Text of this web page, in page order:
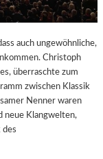
auch ungewöhnliche,
Christoph
überraschte zum
zwischen Klassik
Nenner waren
neue Klangwelten,
des